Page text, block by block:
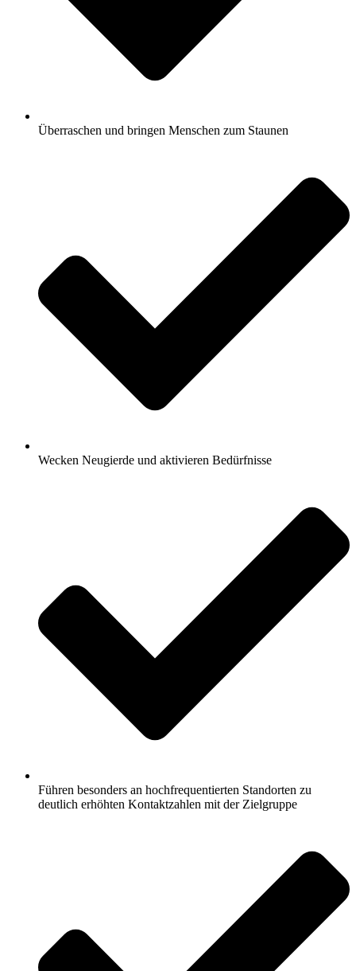
Überraschen und bringen Menschen zum Staunen
Wecken Neugierde und aktivieren Bedürfnisse
Führen besonders an hochfrequentierten Standorten zu
deutlich erhöhten Kontaktzahlen mit der Zielgruppe